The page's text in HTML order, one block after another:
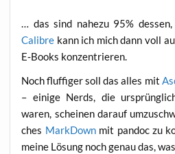
… das sind nahe­zu 95%
Calib­re kann ich mich dann voll
E‑Books konzentrieren.
Noch fluf­fi­ger soll das alles mit
– eini­ge Nerds, die
waren, schei­nen dar­auf
ches Mark­Downmit pan­doc zu
mei­ne Lösung noch genau das,